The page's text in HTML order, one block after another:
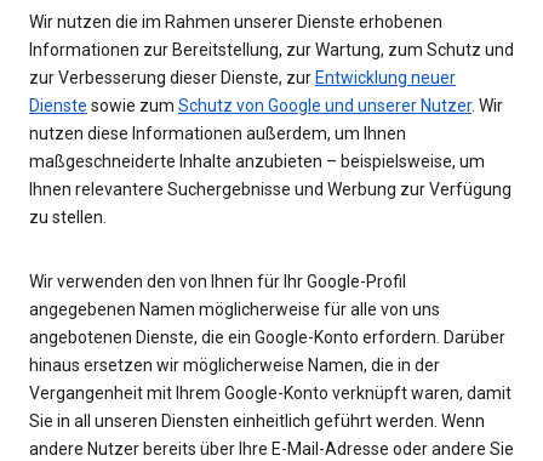
Wir nutzen die im Rahmen unserer Dienste erhobenen
Informationen zur Bereitstellung, zur Wartung, zum Schutz und
zur Verbesserung dieser Dienste, zur Entwicklung neuer
Dienste sowie zum Schutz von Google und unserer Nutzer. Wir
nutzen diese Informationen außerdem, um Ihnen
maßgeschneiderte Inhalte anzubieten – beispielsweise, um
Ihnen relevantere Suchergebnisse und Werbung zur Verfügung
zu stellen.
Wir verwenden den von Ihnen für Ihr Google-Profil
angegebenen Namen möglicherweise für alle von uns
angebotenen Dienste, die ein Google-Konto erfordern. Darüber
hinaus ersetzen wir möglicherweise Namen, die in der
Vergangenheit mit Ihrem Google-Konto verknüpft waren, damit
Sie in all unseren Diensten einheitlich geführt werden. Wenn
andere Nutzer bereits über Ihre E-Mail-Adresse oder andere Sie